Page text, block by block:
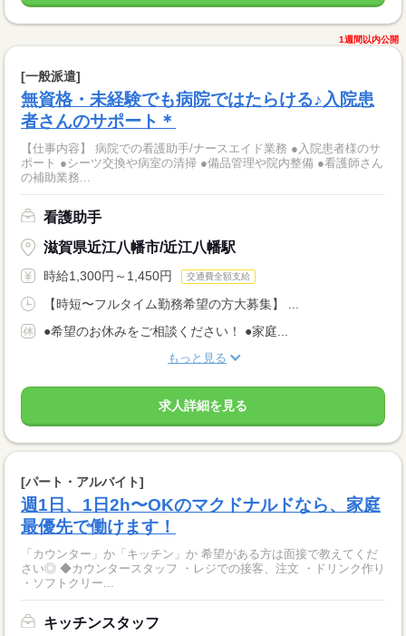
1週間以内公開
[一般派遣]
無資格・未経験でも病院ではたらける♪入院患
者さんのサポート＊
【仕事内容】 病院での看護助手/ナースエイド業務 ●入院患者様のサ
ポート ●シーツ交換や病室の清掃 ●備品管理や院内整備 ●看護師さん
の補助業務...
看護助手
滋賀県近江八幡市/近江八幡駅
時給1,300円～1,450円 交通費全額支給
【時短〜フルタイム勤務希望の方大募集】 ...
●希望のお休みをご相談ください！ ●家庭...
もっと見る
求人詳細を見る
[パート・アルバイト]
週1日、1日2h〜OKのマクドナルドなら、家庭
最優先で働けます！
「カウンター」か「キッチン」か 希望がある方は面接で教えてくだ
さい◎ ◆カウンタースタッフ ・レジでの接客、注文 ・ドリンク作り
・ソフトクリー...
キッチンスタッフ